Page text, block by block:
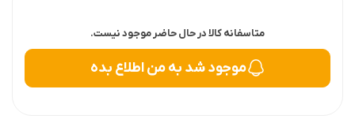
متاسفانه کالا در حال حاضر موجود نیست.
موجود شد به من اطلاع بده